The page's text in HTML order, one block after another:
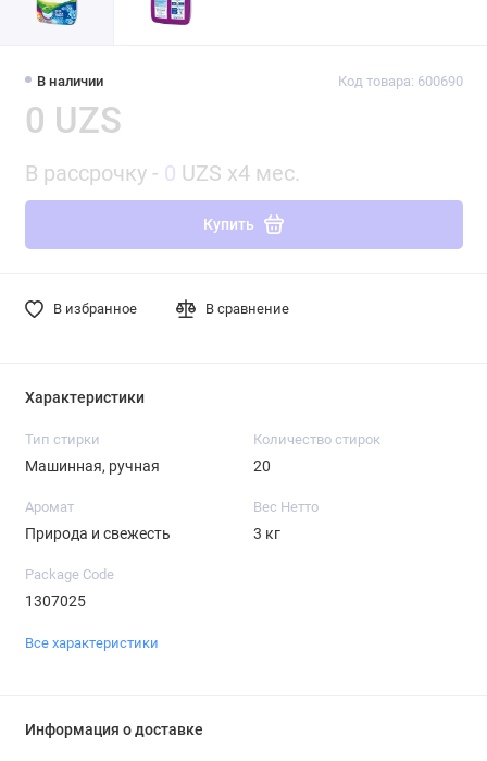
В наличии Код товара: 600690
0 UZS
В рассрочку - 0 UZS x4 мес.
Купить
В избранное В сравнение
Характеристики
Тип стирки
Машинная, ручная
Количество стирок
20
Аромат
Природа и свежесть
Вес Нетто
3 кг
Package Code
1307025
Все характеристики
Информация о доставке